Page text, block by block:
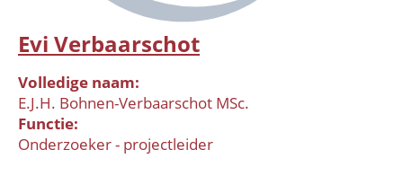
Evi Verbaarschot
Volledige naam
E.J.H. Bohnen-Verbaarschot MSc.
Functie
Onderzoeker - projectleider